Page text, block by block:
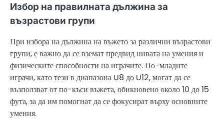
Избор на правилната дължина за
възрастови групи
При избора на дължина на въжето за различни възрастови
групи, е важно да се вземат предвид нивата на умения и
физическите способности на играчите. По-младите
играчи, като тези в диапазона U8 до U12, могат да се
възползват от по-къси въжета, обикновено около 10 до 15
фута, за да им помогнат да се фокусират върху основните
умения.